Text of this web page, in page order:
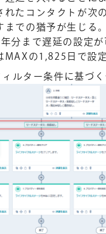
れたコンタクトが次
までの猶予が生じる。
分まで遅延の設定が
MAXの1,825日で設
ルター条件に基づ